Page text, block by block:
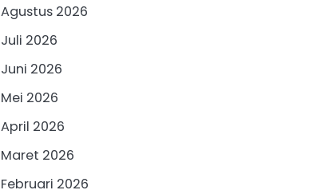
Agustus 2026
Juli 2026
Juni 2026
Mei 2026
April 2026
Maret 2026
Februari 2026